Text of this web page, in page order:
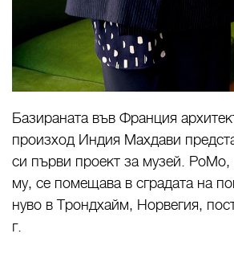
Базираната във Франция
произход Индия Махдави
си първи проект за музей. PoMo,
му, се помещава в сградата на
нуво в Трондхайм, Норвегия,
г.